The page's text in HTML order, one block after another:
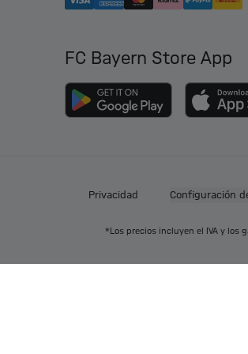
FC Bayern Store App
Privacidad Configuración
*Los precios incluyen el IVA y los